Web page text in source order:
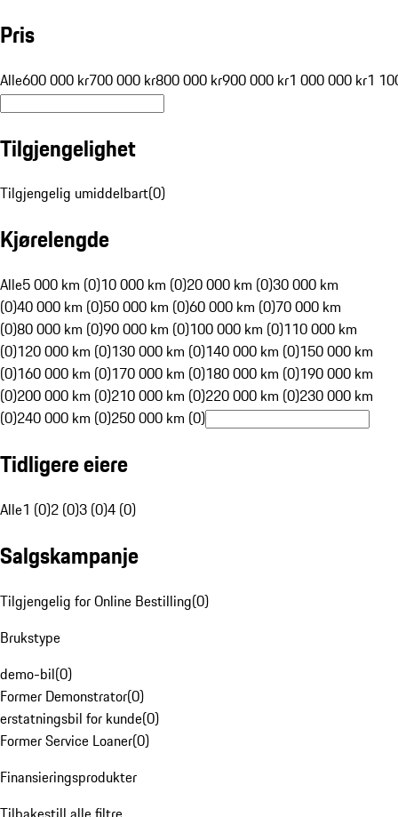
Pris
Alle600 000 kr700 000 kr800 000 kr900 000 kr1 000 000 kr1
Tilgjengelighet
Tilgjengelig umiddelbart(0)
Kjørelengde
Alle5 000 km (0)10 000 km (0)20 000 km (0)30 000 km
(0)40 000 km (0)50 000 km (0)60 000 km (0)70 000 km
(0)80 000 km (0)90 000 km (0)100 000 km (0)110 000 km
(0)120 000 km (0)130 000 km (0)140 000 km (0)150 000 km
(0)160 000 km (0)170 000 km (0)180 000 km (0)190 000 km
(0)200 000 km (0)210 000 km (0)220 000 km (0)230 000 km
(0)240 000 km (0)250 000 km (0)
Tidligere eiere
Alle1 (0)2 (0)3 (0)4 (0)
Salgskampanje
Tilgjengelig for Online Bestilling(0)
Brukstype
demo-bil(0)
Former Demonstrator(0)
erstatningsbil for kunde(0)
Former Service Loaner(0)
Finansieringsprodukter